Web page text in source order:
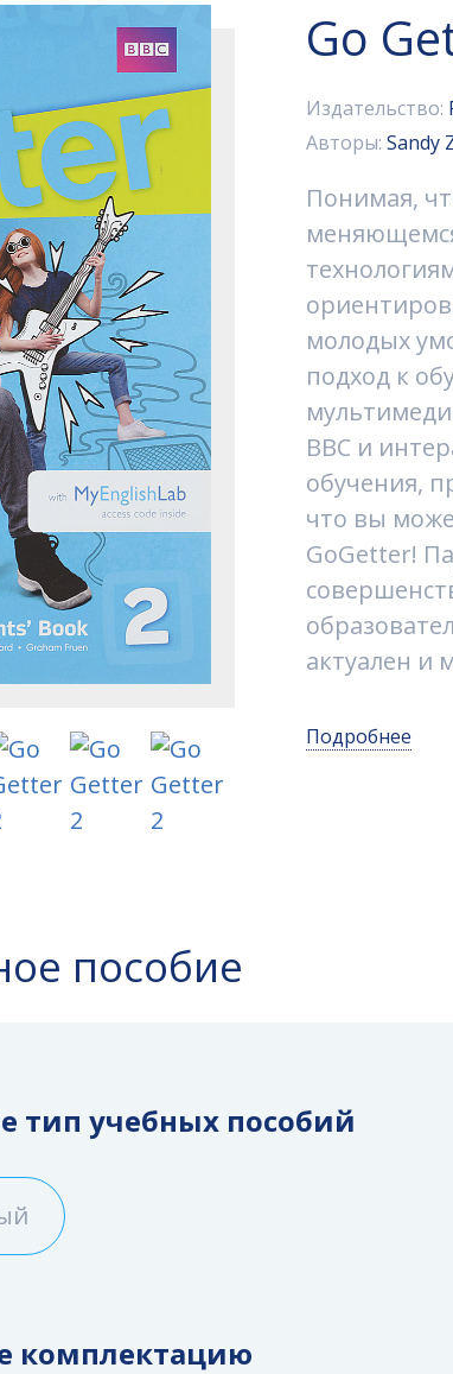
Go
Издательство:
Авторы: Sandy
Понимая,
молодых
подход к
BBC и
обучения,
что вы
GoGetter!
актуален и
Подробнее
пособие
тип учебных пособий
комплектацию